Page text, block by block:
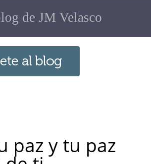
de JM Velasco
paz y tu paz